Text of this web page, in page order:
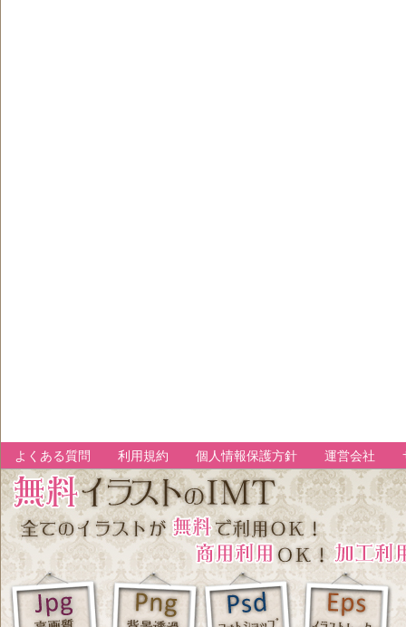
よくある質問 利用規約 個人情報保護方針 運営会社